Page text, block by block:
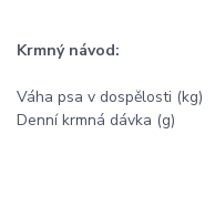
Krmný návod:
Váha psa v dospělosti
Denní krmná dávka (g)